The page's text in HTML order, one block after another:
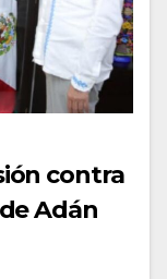
contra
Adán